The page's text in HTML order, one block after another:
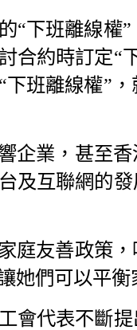
“下班離線權
合約時訂定“
班離線權”
企業，甚至
及互聯網的
庭友善政策
她們可以平
會代表不斷